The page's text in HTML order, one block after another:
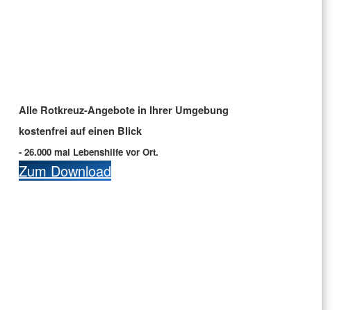
Alle Rotkreuz-Angebote in Ihrer Umgebung
kostenfrei auf einen Blick
- 26.000 mal Lebenshilfe vor Ort.
Zum Download